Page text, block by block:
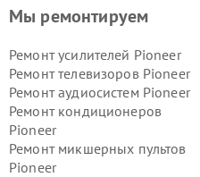
Мы ремонтируем
Ремонт усилителей Pioneer
Ремонт телевизоров Pioneer
Ремонт аудиосистем Pioneer
Ремонт кондиционеров
Pioneer
Ремонт микшерных пультов
Pioneer